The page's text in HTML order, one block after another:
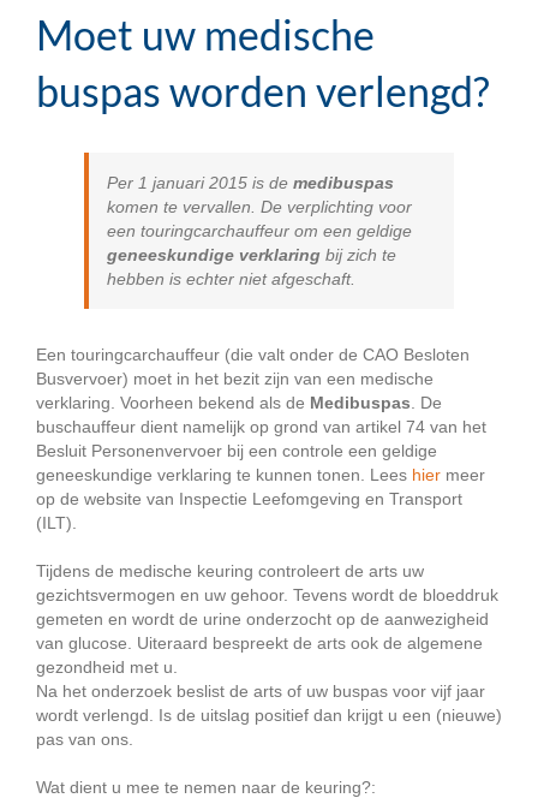
Moet uw medische
buspas worden verlengd?
Per 1 januari 2015 is de medibuspas
komen te vervallen. De verplichting voor
een touringcarchauffeur om een geldige
geneeskundige verklaring bij zich te
hebben is echter niet afgeschaft.
Een touringcarchauffeur (die valt onder de CAO Besloten
Busvervoer) moet in het bezit zijn van een medische
verklaring. Voorheen bekend als de Medibuspas . De
buschauffeur dient namelijk op grond van artikel 74 van het
Besluit Personenvervoer bij een controle een geldige
geneeskundige verklaring te kunnen tonen. Lees hier meer
op de website van Inspectie Leefomgeving en Transport
(ILT).
Tijdens de medische keuring controleert de arts uw
gezichtsvermogen en uw gehoor. Tevens wordt de bloeddruk
gemeten en wordt de urine onderzocht op de aanwezigheid
van glucose. Uiteraard bespreekt de arts ook de algemene
gezondheid met u.
Na het onderzoek beslist de arts of uw buspas voor vijf jaar
wordt verlengd. Is de uitslag positief dan krijgt u een (nieuwe)
pas van ons.
Wat dient u mee te nemen naar de keuring?: